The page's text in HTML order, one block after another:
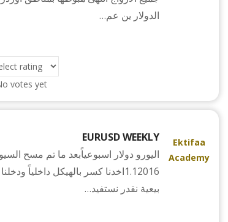
الدولار ين عم…
votes yet
Ektifaa
Academy
EURUSD WEEKLY
اليورو دولار اسبوعياًبعد ما تم مسح
1.12016اخدنا كسر بالهيكل داخلياً
بيعية نقدر نستفيد…